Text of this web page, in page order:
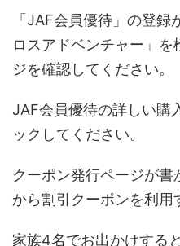
「JAF会員優待」の登
ロスアドベンチャー」
ジを確認してください。
JAF会員優待の詳しい購
ックしてください。
クーポン発行ページが
から割引クーポンを利用
家族4名でお出かけする